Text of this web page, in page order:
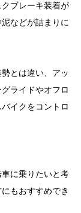
ブレーキ装着が
などが詰まりに
とは違い、アッ
ライドやオフロ
イクをコントロ
に乗りたいと考
もおすすめでき